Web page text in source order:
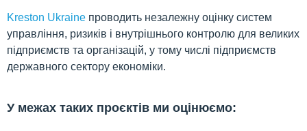
Kreston Ukraine проводить незалежну оцінку систем
управління, ризиків і внутрішнього контролю для великих
підприємств та організацій, у тому числі підприємств
державного сектору економіки.
У межах таких проєктів ми оцінюємо: